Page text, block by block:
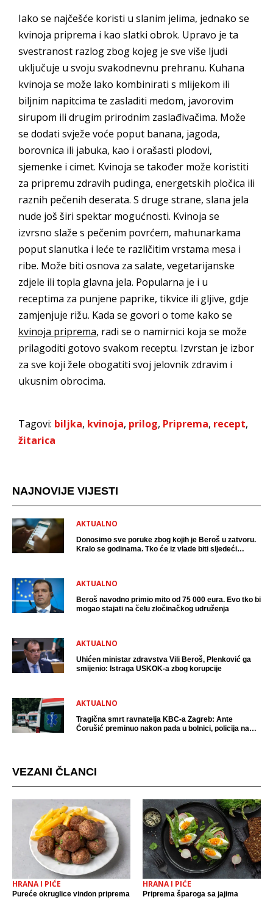
Iako se najčešće koristi u slanim jelima, jednako se
kvinoja priprema i kao slatki obrok. Upravo je ta
svestranost razlog zbog kojeg je sve više ljudi
uključuje u svoju svakodnevnu prehranu. Kuhana
kvinoja se može lako kombinirati s mlijekom ili
biljnim napitcima te zasladiti medom, javorovim
sirupom ili drugim prirodnim zaslađivačima. Može
se dodati svježe voće poput banana, jagoda,
borovnica ili jabuka, kao i orašasti plodovi,
sjemenke i cimet. Kvinoja se također može koristiti
za pripremu zdravih pudinga, energetskih pločica ili
raznih pečenih deserata. S druge strane, slana jela
nude još širi spektar mogućnosti. Kvinoja se
izvrsno slaže s pečenim povrćem, mahunarkama
poput slanutka i leće te različitim vrstama mesa i
ribe. Može biti osnova za salate, vegetarijanske
zdjele ili topla glavna jela. Popularna je i u
receptima za punjene paprike, tikvice ili gljive, gdje
zamjenjuje rižu. Kada se govori o tome kako se
kvinoja priprema, radi se o namirnici koja se može
prilagoditi gotovo svakom receptu. Izvrstan je izbor
za sve koji žele obogatiti svoj jelovnik zdravim i
ukusnim obrocima.
Tagovi: biljka, kvinoja, prilog, Priprema, recept,
žitarica
NAJNOVIJE VIJESTI
AKTUALNO
Donosimo sve poruke zbog kojih je Beroš u zatvoru.
Kralo se godinama. Tko će iz vlade biti sljedeći
AKTUALNO
Beroš navodno primio mito od 75 000 eura. Evo tko bi
mogao stajati na čelu zločinačkog udruženja
AKTUALNO
Uhićen ministar zdravstva Vili Beroš, Plenković ga
smijenio: Istraga USKOK-a zbog korupcije
AKTUALNO
Tragična smrt ravnatelja KBC-a Zagreb: Ante
Ćorušić preminuo nakon pada u bolnici, policija na
VEZANI ČLANCI
HRANA I PIĆE
Pureće okruglice vindon priprema
HRANA I PIĆE
Priprema šparoga sa jajima